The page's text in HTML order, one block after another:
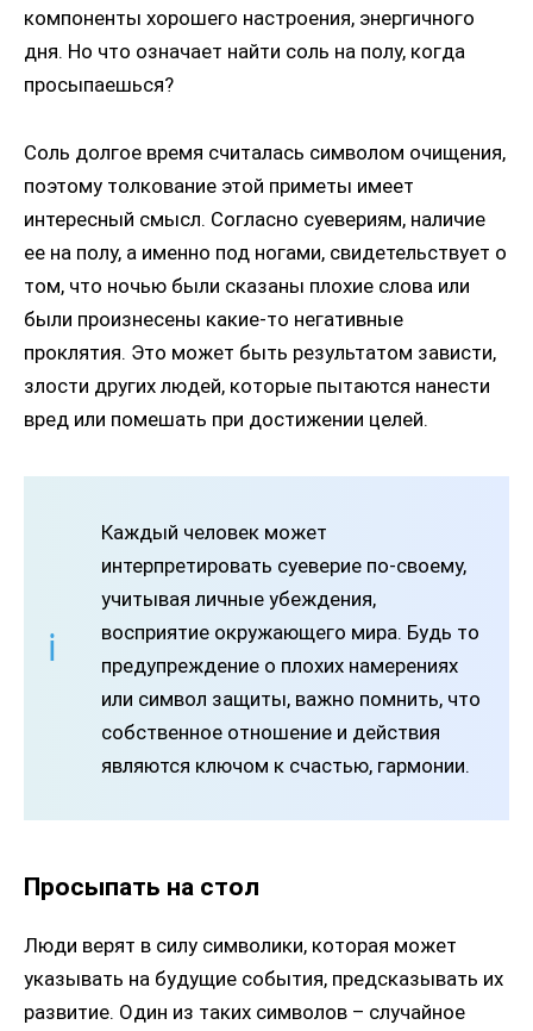
компоненты хорошего настроения, энергичного
дня. Но что означает найти соль на полу, когда
просыпаешься?
Соль долгое время считалась символом очищения,
поэтому толкование этой приметы имеет
интересный смысл. Согласно суевериям, наличие
ее на полу, а именно под ногами, свидетельствует о
том, что ночью были сказаны плохие слова или
были произнесены какие-то негативные
проклятия. Это может быть результатом зависти,
злости других людей, которые пытаются нанести
вред или помешать при достижении целей.
Каждый человек может
интерпретировать суеверие по-своему,
учитывая личные убеждения,
восприятие окружающего мира. Будь то
предупреждение о плохих намерениях
или символ защиты, важно помнить, что
собственное отношение и действия
являются ключом к счастью, гармонии.
Просыпать на стол
Люди верят в силу символики, которая может
указывать на будущие события, предсказывать их
развитие. Один из таких символов – случайное